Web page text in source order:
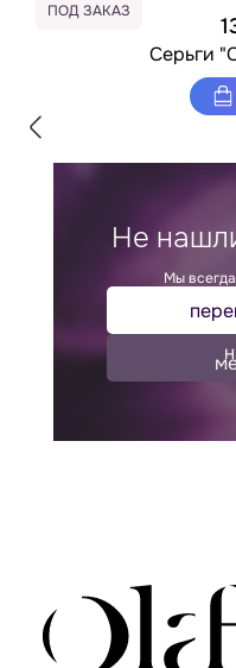
ПОД ЗАКАЗ
Серьги
Не
Мы